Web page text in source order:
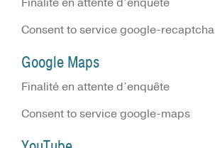
Consent to service google-recaptcha
Google Maps
Finalité en attente d’enquête
Consent to service google-maps